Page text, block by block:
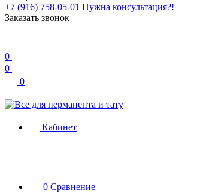
+7 (916) 758-05-01 Нужна консультация?!
Заказать звонок
0
0
0
Кабинет
0 Сравнение